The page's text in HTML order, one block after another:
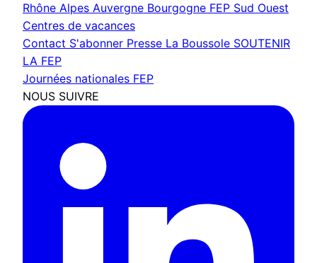
Rhône Alpes Auvergne Bourgogne FEP Sud Ouest
Centres de vacances
Contact S'abonner Presse La Boussole SOUTENIR
LA FEP
Journées nationales FEP
NOUS SUIVRE